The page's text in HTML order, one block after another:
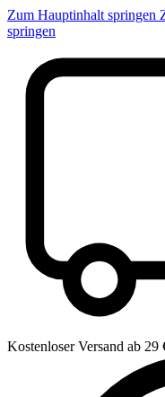
Zum Hauptinhalt springen
springen
Kostenloser Versand ab 29